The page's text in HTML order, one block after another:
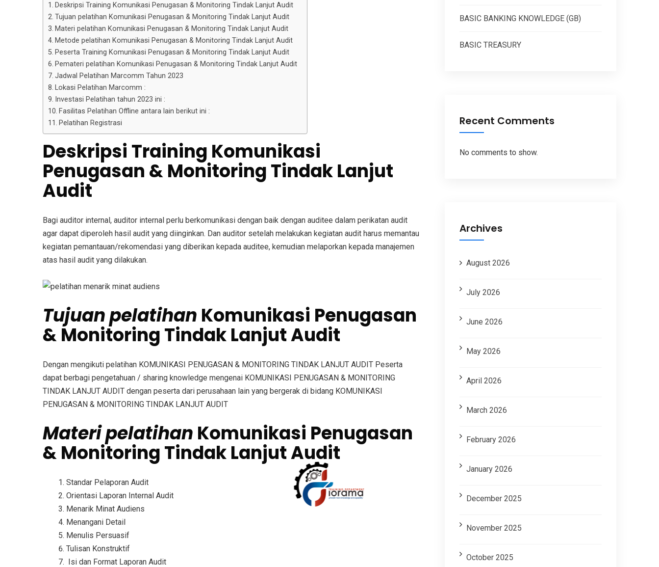
Deskripsi Training Komunikasi Penugasan & Monitoring Tindak Lanjut Audit
Tujuan pelatihan Komunikasi Penugasan & Monitoring Tindak Lanjut Audit
Materi pelatihan Komunikasi Penugasan & Monitoring Tindak Lanjut Audit
Metode pelatihan Komunikasi Penugasan & Monitoring Tindak Lanjut Audit
Peserta Training Komunikasi Penugasan & Monitoring Tindak Lanjut Audit
Pemateri pelatihan Komunikasi Penugasan & Monitoring Tindak Lanjut Audit
Jadwal Pelatihan Marcomm Tahun 2023
Lokasi Pelatihan Marcomm :
Investasi Pelatihan tahun 2023 ini :
Fasilitas Pelatihan Offline antara lain berikut ini :
Pelatihan Registrasi
Deskripsi Training Komunikasi
Penugasan & Monitoring Tindak Lanjut
Audit
Bagi auditor internal, auditor internal perlu berkomunikasi dengan baik dengan auditee dalam perikatan audit
agar dapat diperoleh hasil audit yang diinginkan. Dan auditor setelah melakukan kegiatan audit harus memantau
kegiatan pemantauan/rekomendasi yang diberikan kepada auditee, kemudian melaporkan kepada manajemen
atas hasil audit yang dilakukan.
Tujuanpelatihan Komunikasi Penugasan
& Monitoring Tindak Lanjut Audit
Dengan mengikuti pelatihan KOMUNIKASI PENUGASAN & MONITORING TINDAK LANJUT AUDIT Peserta
dapat berbagi pengetahuan / sharing knowledge mengenai KOMUNIKASI PENUGASAN & MONITORING
TINDAK LANJUT AUDIT dengan peserta dari perusahaan lain yang bergerak di bidang KOMUNIKASI
PENUGASAN & MONITORING TINDAK LANJUT AUDIT
Materipelatihan Komunikasi Penugasan
& Monitoring Tindak Lanjut Audit
Standar Pelaporan Audit
Orientasi Laporan Internal Audit
Menarik Minat Audiens
Menangani Detail
Menulis Persuasif
Tulisan Konstruktif
Isi dan Format Laporan Audit
BASIC BANKING KNOWLEDGE (GB)
BASIC TREASURY
Recent Comments
No comments to show.
Archives
August 2026
July 2026
June 2026
May 2026
April 2026
March 2026
February 2026
January 2026
December 2025
November 2025
October 2025